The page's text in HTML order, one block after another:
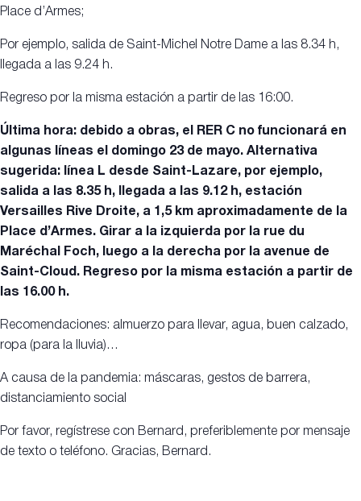
Place d’Armes;
Por ejemplo, salida de Saint-Michel Notre Dame a las 8.34 h,
llegada a las 9.24 h.
Regreso por la misma estación a partir de las 16:00.
Última hora: debido a obras, el RER C no funcionará en
algunas líneas el domingo 23 de mayo. Alternativa
sugerida: línea L desde Saint-Lazare, por ejemplo,
salida a las 8.35 h, llegada a las 9.12 h, estación
Versailles Rive Droite, a 1,5 km aproximadamente de la
Place d’Armes. Girar a la izquierda por la rue du
Maréchal Foch, luego a la derecha por la avenue de
Saint-Cloud. Regreso por la misma estación a partir de
las 16.00 h.
Recomendaciones: almuerzo para llevar, agua, buen calzado,
ropa (para la lluvia)…
A causa de la pandemia: máscaras, gestos de barrera,
distanciamiento social
Por favor, regístrese con Bernard, preferiblemente por mensaje
de texto o teléfono. Gracias, Bernard.